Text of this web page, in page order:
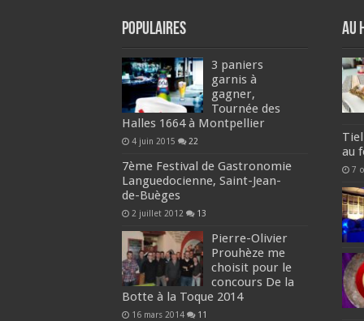
Populaires
3 paniers
garnis à
gagner,
Tournée des
Halles 1664 à Montpellier
4 juin 2015 22
7ème Festival de Gastronomie
Languedocienne, Saint-Jean-
de-Buèges
2 juillet 2012 13
Pierre-Olivier
Prouhèze me
choisit pour le
concours De la
Botte à la Toque 2014
16 mars 2014 11
Au
au
7